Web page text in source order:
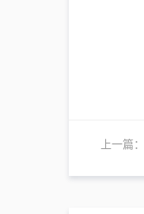
上一篇：